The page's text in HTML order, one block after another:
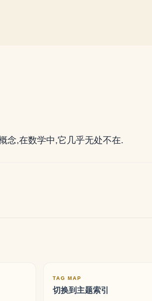
念,在数学中,它几乎无处不在.
TAG MAP
切换到主题索引